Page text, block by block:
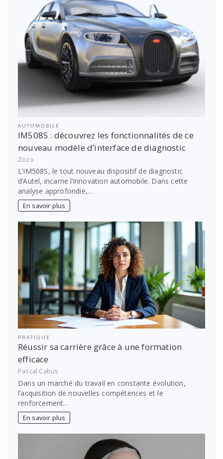
AUTOMOBILE
IM508S : découvrez les fonctionnalités de ce
nouveau modèle d’interface de diagnostic
Zozo
L’IM508S, le tout nouveau dispositif de diagnostic
d’Autel, incarne l’innovation automobile. Dans cette
analyse approfondie,…
En savoir plus
PRATIQUE
Réussir sa carrière grâce à une formation
efficace
Pascal Cabus
Dans un marché du travail en constante évolution,
l’acquisition de nouvelles compétences et le
renforcement…
En savoir plus